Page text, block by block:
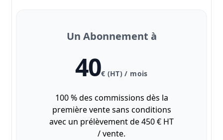
Un Abonnement à
40€ (HT) / mois
100 % des commissions dès la
première vente sans conditions
avec un prélèvement de 450 € HT
/ vente.